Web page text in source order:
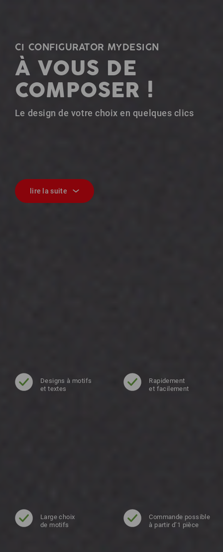
CI CONFIGURATOR MYDESIGN
À VOUS DE
COMPOSER !
Le design de votre choix en quelques clics
lire la suite
Designs à motifs
et textes
Rapidement
et facilement
Large choix
de motifs
Commande possible
à partir d’1 pièce